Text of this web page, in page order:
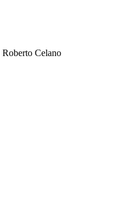
Roberto Celano